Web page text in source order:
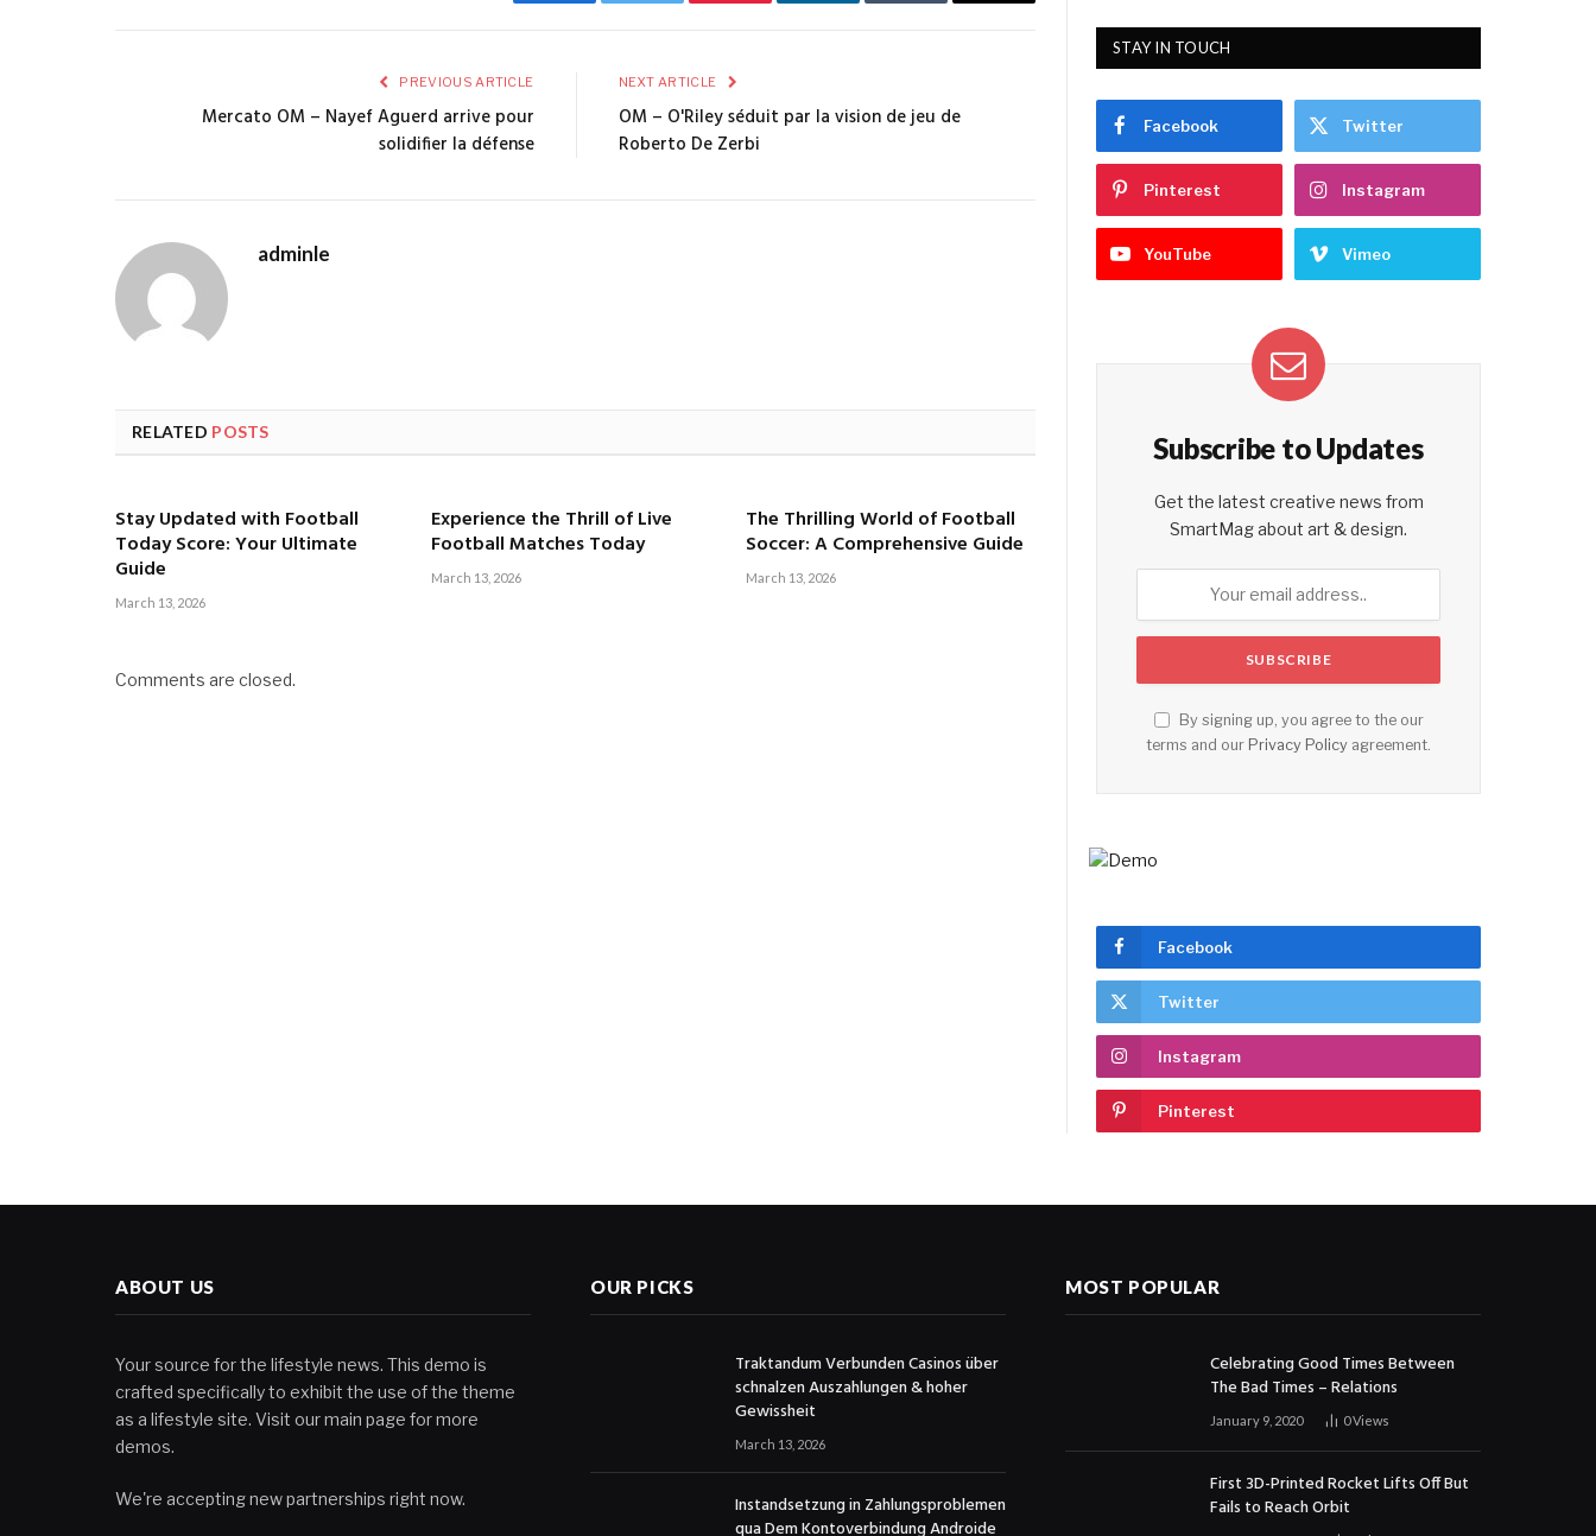
PREVIOUS ARTICLE
Mercato OM – Nayef Aguerd arrive pour
solidifier la défense
NEXT ARTICLE
OM – O'Riley séduit par la vision de jeu de
Roberto De Zerbi
adminle
RELATED POSTS
Stay Updated with Football
Today Score: Your Ultimate
Guide
March 13, 2026
Experience the Thrill of Live
Football Matches Today
March 13, 2026
The Thrilling World of Football
Soccer: A Comprehensive Guide
March 13, 2026
Comments are closed.
STAY IN TOUCH
Facebook Twitter
Pinterest Instagram
YouTube Vimeo
Subscribe to Updates
Get the latest creative news from
SmartMag about art & design.
By signing up, you agree to the our
terms and our Privacy Policy agreement.
Facebook
Twitter
Instagram
Pinterest
ABOUT US
Your source for the lifestyle news. This demo is
crafted specifically to exhibit the use of the theme
as a lifestyle site. Visit our main page for more
demos.
We're accepting new partnerships right now.
OUR PICKS
Traktandum Verbunden Casinos über
schnalzen Auszahlungen & hoher
Gewissheit
March 13, 2026
Instandsetzung in Zahlungsproblemen
qua Dem Kontoverbindung Androide
MOST POPULAR
Celebrating Good Times Between
The Bad Times – Relations
January 9, 2020 0Views
First 3D-Printed Rocket Lifts Off But
Fails to Reach Orbit